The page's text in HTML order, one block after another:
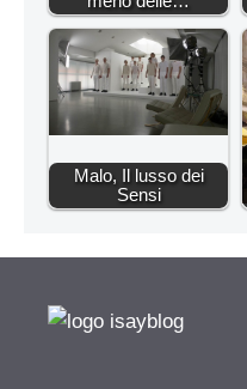
Malo, Il lusso dei
Sensi